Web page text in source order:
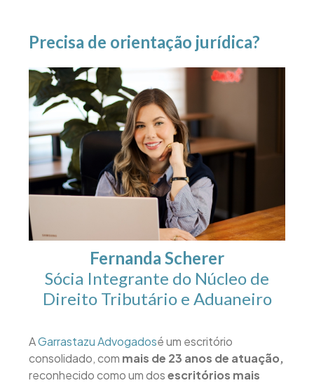
Precisa de orientação jurídica?
Fernanda Scherer
Sócia Integrante do Núcleo de
Direito Tributário e Aduaneiro
AGarrastazu Advogadosé um escritório
consolidado, com mais de 23 anos de atuação,
reconhecido como um dosescritórios mais